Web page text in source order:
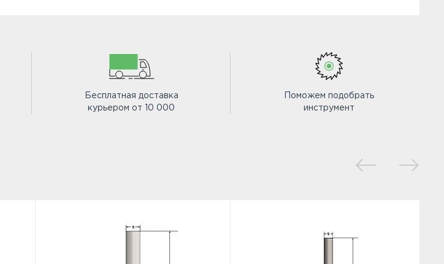
Бесплатная доставка
курьером от 10 000
Поможем подобрать
инструмент